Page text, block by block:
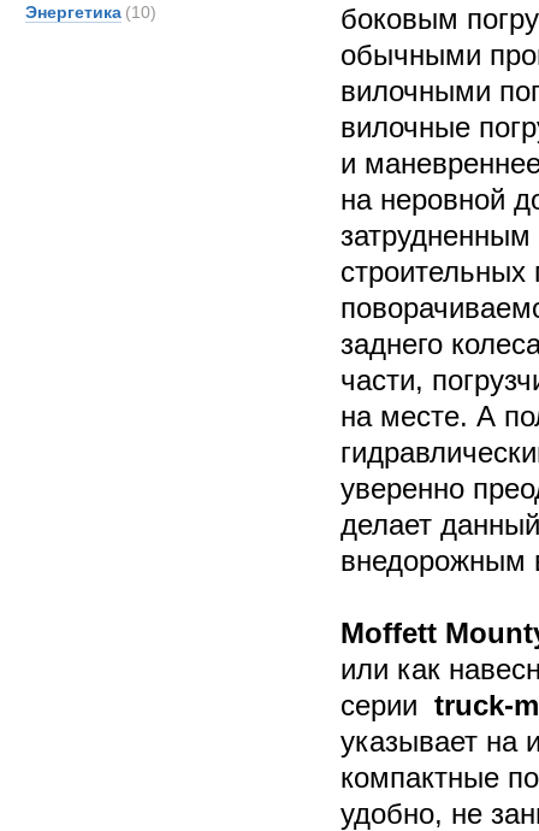
Энергетика (10)
боковым
обычными
вилочными
вилочные
и
на неровной
заднего
части,
на месте. А
уверенно
делает
внедорожным
Moffett
или как
серии truck-
указывает на
компактные
удобно, не